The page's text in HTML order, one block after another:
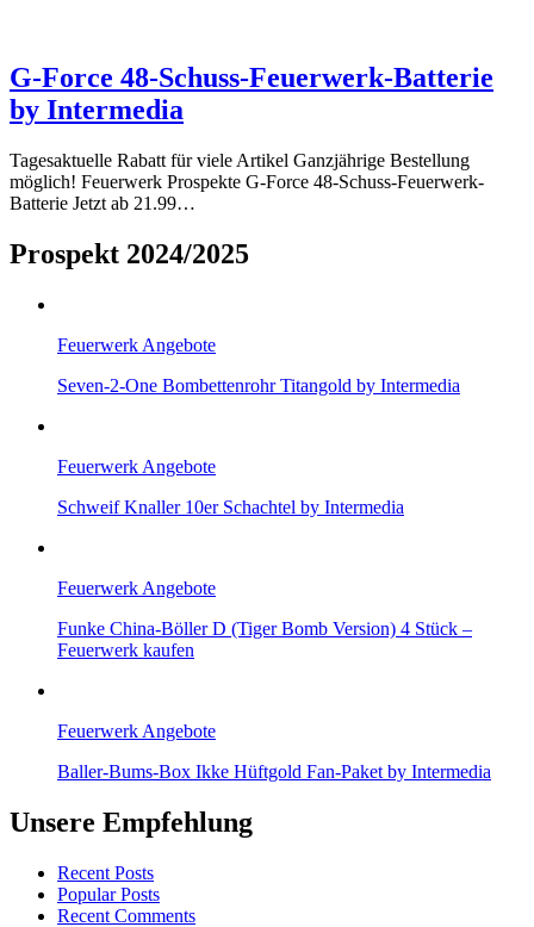
G-Force 48-Schuss-Feuerwerk-Batterie
by Intermedia
Tagesaktuelle Rabatt für viele Artikel Ganzjährige Bestellung
möglich! Feuerwerk Prospekte G-Force 48-Schuss-Feuerwerk-
Batterie Jetzt ab 21.99…
Prospekt 2024/2025
Feuerwerk Angebote
Seven-2-One Bombettenrohr Titangold by Intermedia
Feuerwerk Angebote
Schweif Knaller 10er Schachtel by Intermedia
Feuerwerk Angebote
Funke China-Böller D (Tiger Bomb Version) 4 Stück –
Feuerwerk kaufen
Feuerwerk Angebote
Baller-Bums-Box Ikke Hüftgold Fan-Paket by Intermedia
Unsere Empfehlung
Recent Posts
Popular Posts
Recent Comments